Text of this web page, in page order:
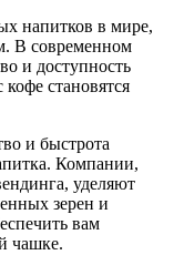
напитков в мире,
В современном
и доступность
становятся
и быстрота
Компании,
уделяют
зерен и
вам
чашке.